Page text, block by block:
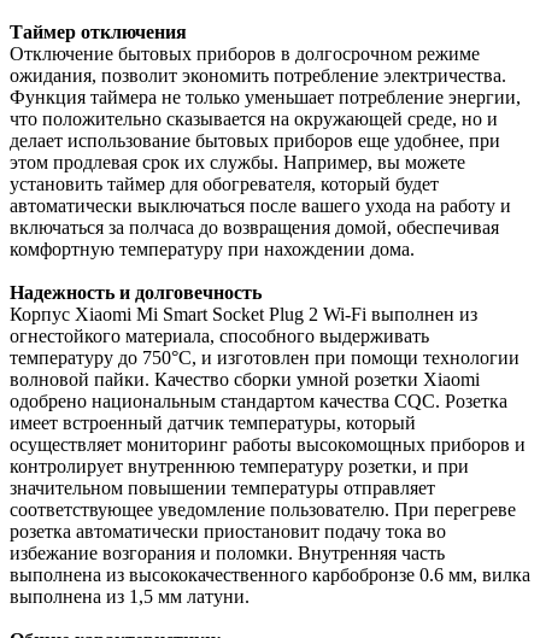
Таймер отключения
Отключение бытовых приборов в долгосрочном режиме
ожидания, позволит экономить потребление электричества.
Функция таймера не только уменьшает потребление энергии,
что положительно сказывается на окружающей среде, но и
делает использование бытовых приборов еще удобнее, при
этом продлевая срок их службы. Например, вы можете
установить таймер для обогревателя, который будет
автоматически выключаться после вашего ухода на работу и
включаться за полчаса до возвращения домой, обеспечивая
комфортную температуру при нахождении дома.
Надежность и долговечность
Корпус Xiaomi Mi Smart Socket Plug 2 Wi-Fi выполнен из
огнестойкого материала, способного выдерживать
температуру до 750°С, и изготовлен при помощи технологии
волновой пайки. Качество сборки умной розетки Xiaomi
одобрено национальным стандартом качества CQC. Розетка
имеет встроенный датчик температуры, который
осуществляет мониторинг работы высокомощных приборов и
контролирует внутреннюю температуру розетки, и при
значительном повышении температуры отправляет
соответствующее уведомление пользователю. При перегреве
розетка автоматически приостановит подачу тока во
избежание возгорания и поломки. Внутренняя часть
выполнена из высококачественного карбобронзе 0.6 мм, вилка
выполнена из 1,5 мм латуни.